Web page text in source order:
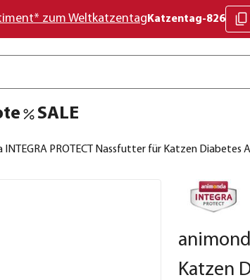
zum Weltkatzentag Katzentag-826
SALE
INTEGRA PROTECT Nassfutter für Katzen Diabetes
Katzen